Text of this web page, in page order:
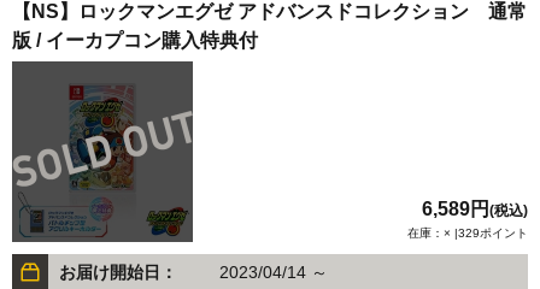
【NS】ロックマンエグゼ アドバンスドコレクション 通常
版 / イーカプコン購入特典付
6,589円 (税込)
在庫：× |329ポイント
お届け開始日： 2023/04/14 ～